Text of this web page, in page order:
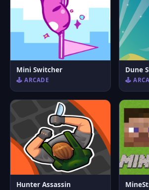
Mini Switcher
🕹️ ARCADE
Dune
🕹️
Hunter Assassin